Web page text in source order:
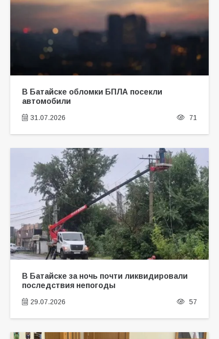
В Батайске обломки БПЛА посекли
автомобили
31.07.2026 71
В Батайске за ночь почти ликвидировали
последствия непогоды
29.07.2026 57